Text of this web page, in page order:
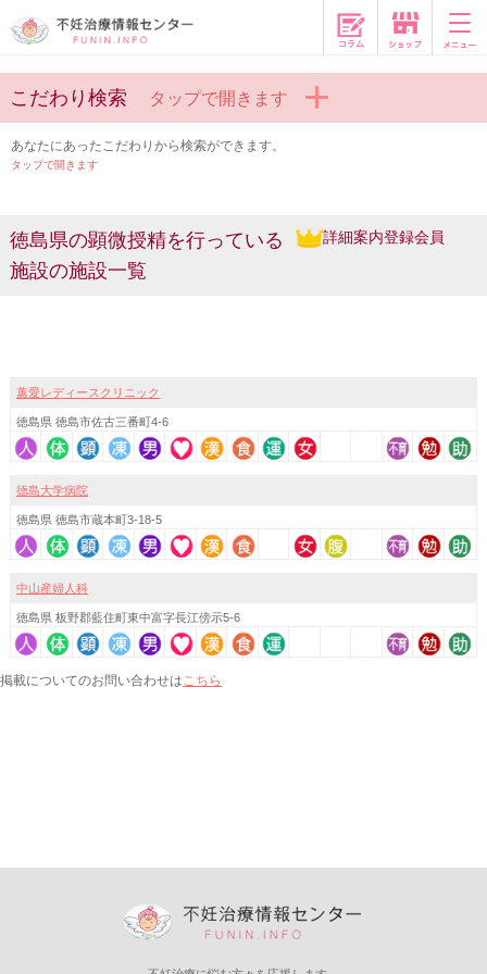
コラム
こだわり検索 タップで開きます
あなたにあったこだわりから検索ができます。
タップで開きます
徳島県の顕微授精を行っている
施設の施設一覧
詳細案内登録会員
蕙愛レディースクリニック
徳島県 徳島市佐古三番町4-6
徳島大学病院
徳島県 徳島市蔵本町3-18-5
中山産婦人科
徳島県 板野郡藍住町東中富字長江傍示5-6
掲載についてのお問い合わせはこちら